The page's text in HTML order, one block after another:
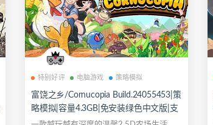
特别好评 电脑游戏 策略模拟
富饶之乡/Cornucopia Build.24055453|策
略模拟|容量4.3GB|免安装绿色中文版|支
持键盘.鼠标.手柄